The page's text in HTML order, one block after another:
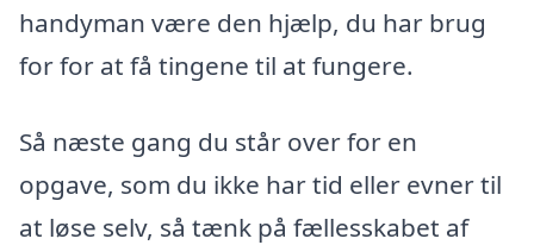
handyman være den hjælp, du har brug
for for at få tingene til at fungere.
Så næste gang du står over for en
opgave, som du ikke har tid eller evner til
at løse selv, så tænk på fællesskabet af